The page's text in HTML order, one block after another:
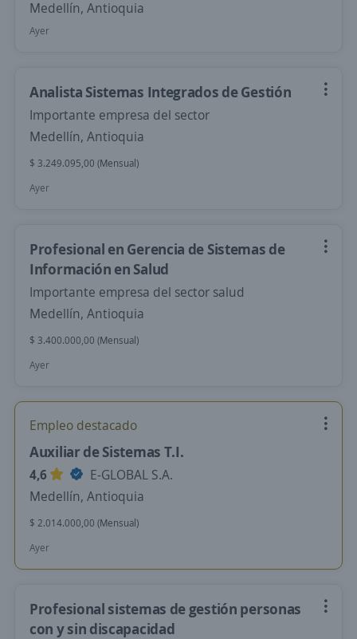
Medellín, Antioquia
Ayer
Analista Sistemas Integrados de Gestión
Importante empresa del sector
Medellín, Antioquia
$ 3.249.095,00 (Mensual)
Ayer
Profesional en Gerencia de Sistemas de
Información en Salud
Importante empresa del sector salud
Medellín, Antioquia
$ 3.400.000,00 (Mensual)
Ayer
Empleo destacado
Auxiliar de Sistemas T.I.
4,6
E-GLOBAL S.A.
Medellín, Antioquia
$ 2.014.000,00 (Mensual)
Ayer
Profesional sistemas de gestión personas
con y sin discapacidad